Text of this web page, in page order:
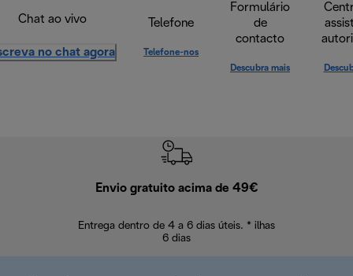
Chat ao vivo
no chat agora
Telefone
Telefone-nos
Formulário
de
contacto
Descubra mais
Envio gratuito acima de 49€
Entrega dentro de 4 a 6 dias úteis. * ilhas
6 dias